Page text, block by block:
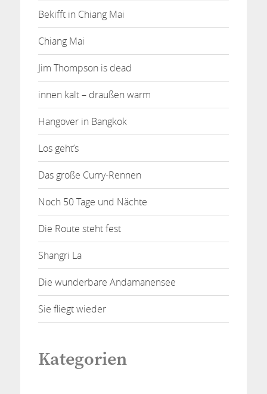
Bekifft in Chiang Mai
Chiang Mai
Jim Thompson is dead
innen kalt – draußen warm
Hangover in Bangkok
Los geht’s
Das große Curry-Rennen
Noch 50 Tage und Nächte
Die Route steht fest
Shangri La
Die wunderbare Andamanensee
Sie fliegt wieder
Kategorien